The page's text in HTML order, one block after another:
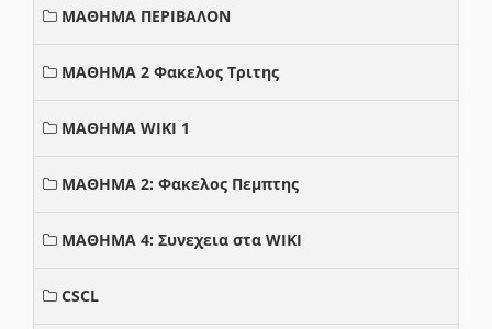
ΜΑΘΗΜΑ ΠΕΡΙΒΑΛΟΝ
ΜΑΘΗΜΑ 2 Φακελος Τριτης
ΜΑΘΗΜΑ WIKI 1
ΜΑΘΗΜΑ 2: Φακελος Πεμπτης
ΜΑΘΗΜΑ 4: Συνεχεια στα WIKI
CSCL